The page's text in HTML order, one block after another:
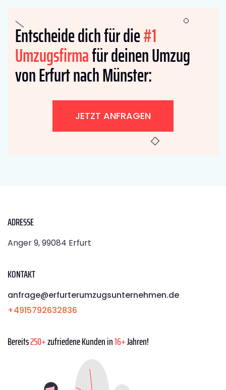
Entscheide dich für die#1
Umzugsfirmafür deinen Umzug
von Erfurt nach Münster:
JETZT ANFRAGEN
ADRESSE
Anger 9, 99084 Erfurt
KONTAKT
anfrage@erfurterumzugsunternehmen.de
+4915792632836
Bereits250+zufriedene Kunden in16+Jahren!